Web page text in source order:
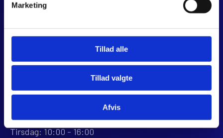
Marketing
Tillad alle
Tillad valgte
Afvis
8960 Randers SØ
+45 28 81 26 43
webshop@jjmotorcykler.dk
salg@jjmotorcykler.dk
Anmeld os på Trustpilot
ÅBNINGSTIDER
Mandag: 10:00 - 16:00
Tirsdag: 10:00 - 16:00